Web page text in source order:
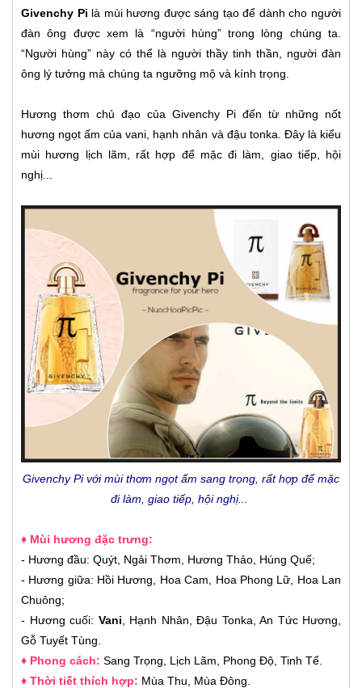
Givenchy Pi là mùi hương được sáng tạo để dành cho người
đàn ông được xem là “người hùng” trong lòng chúng ta.
“Người hùng” này có thể là người thầy tinh thần, người đàn
ông lý tưởng mà chúng ta ngưỡng mộ và kính trọng.
Hương thơm chủ đạo của Givenchy Pi đến từ những nốt
hương ngọt ấm của vani, hạnh nhân và đậu tonka. Đây là kiểu
mùi hương lịch lãm, rất hợp để mặc đi làm, giao tiếp, hội
nghị...
Givenchy Pi với mùi thơm ngọt ấm sang trọng, rất hợp để mặc
đi làm, giao tiếp, hội nghị...
♦ Mùi hương đặc trưng:
- Hương đầu: Quýt, Ngải Thơm, Hương Thảo, Húng Quế;
- Hương giữa: Hồi Hương, Hoa Cam, Hoa Phong Lữ, Hoa Lan
Chuông;
- Hương cuối: Vani, Hạnh Nhân, Đậu Tonka, An Tức Hương,
Gỗ Tuyết Tùng.
♦ Phong cách: Sang Trọng, Lịch Lãm, Phong Độ, Tinh Tế.
♦ Thời tiết thích hợp: Mùa Thu, Mùa Đông.